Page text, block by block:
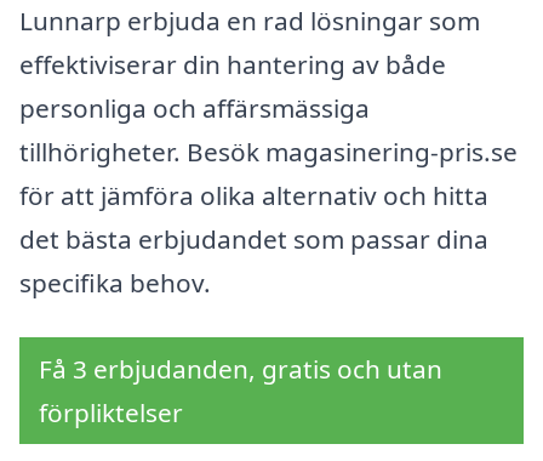
Lunnarp erbjuda en rad lösningar som
effektiviserar din hantering av både
personliga och affärsmässiga
tillhörigheter. Besök magasinering-pris.se
för att jämföra olika alternativ och hitta
det bästa erbjudandet som passar dina
specifika behov.
Få 3 erbjudanden, gratis och utan
förpliktelser